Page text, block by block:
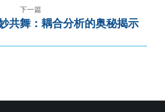
下一篇
共舞：耦合分析的奥秘揭示